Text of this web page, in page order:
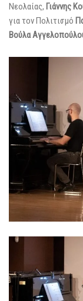
Νεολαίας, Γιάννης
για τον Πολιτισμό
Βούλα